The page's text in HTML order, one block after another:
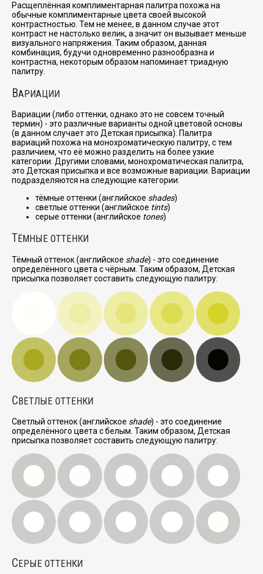
Расщеплённая комплиментарная палитра похожа на
обычные комплиментарные цвета своей высокой
контрастностью. Тем не менее, в данном случае этот
контраст не настолько велик, а значит он вызывает меньше
визуального напряжения. Таким образом, данная
комбинация, будучи одновременно разнообразна и
контрастна, некоторым образом напоминает триадную
палитру.
ВАРИАЦИИ
Вариации (либо оттенки, однако это не совсем точный
термин) - это различные варианты одной цветовой основы
(в данном случает это Детская присыпка). Палитра
вариаций похожа на монохроматическую палитру, с тем
различием, что её можно разделить на более узкие
категории. Другими словами, монохроматическая палитра,
это Детская присыпка и все возможные вариации. Вариации
подразделяются на следующие категории:
тёмные оттенки (английское shades)
светлые оттенки (английское tints)
серые оттенки (английское tones)
ТЁМНЫЕ ОТТЕНКИ
Тёмный оттенок (английское shade) - это соединение
определённого цвета с чёрным. Таким образом, Детская
присыпка позволяет составить следующую палитру:
СВЕТЛЫЕ ОТТЕНКИ
Светлый оттенок (английское shade) - это соединение
определённого цвета с белым. Таким образом, Детская
присыпка позволяет составить следующую палитру:
СЕРЫЕ ОТТЕНКИ